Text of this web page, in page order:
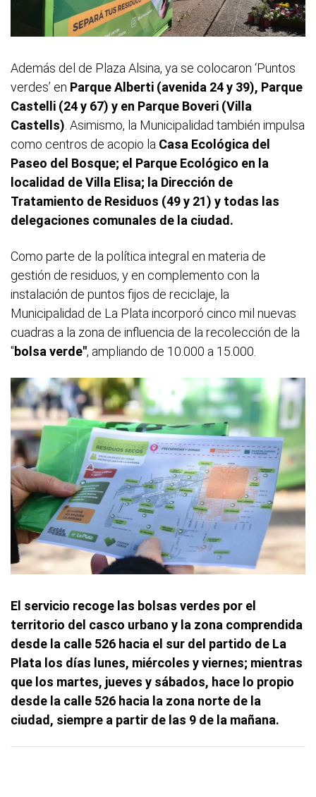
Además del de Plaza Alsina, ya se colocaron ‘Puntos
verdes’ en Parque Alberti (avenida 24 y 39), Parque
Castelli (24 y 67) y en Parque Boveri (Villa
Castells) . Asimismo, la Municipalidad también impulsa
como centros de acopio la Casa Ecológica del
Paseo del Bosque; el Parque Ecológico en la
localidad de Villa Elisa; la Dirección de
Tratamiento de Residuos (49 y 21) y todas las
delegaciones comunales de la ciudad.
Como parte de la política integral en materia de
gestión de residuos, y en complemento con la
instalación de puntos fijos de reciclaje, la
Municipalidad de La Plata incorporó cinco mil nuevas
cuadras a la zona de influencia de la recolección de la
"bolsa verde", ampliando de 10.000 a 15.000.
El servicio recoge las bolsas verdes por el
territorio del casco urbano y la zona comprendida
desde la calle 526 hacia el sur del partido de La
Plata los días lunes, miércoles y viernes; mientras
que los martes, jueves y sábados, hace lo propio
desde la calle 526 hacia la zona norte de la
ciudad, siempre a partir de las 9 de la mañana.